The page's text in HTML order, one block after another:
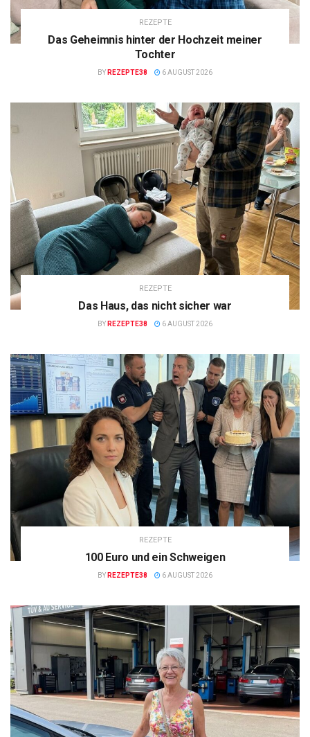
REZEPTE
Das Geheimnis hinter der Hochzeit meiner
Tochter
BY REZEPTE38 6 AUGUST 2026
REZEPTE
Das Haus, das nicht sicher war
BY REZEPTE38 6 AUGUST 2026
REZEPTE
100 Euro und ein Schweigen
BY REZEPTE38 6 AUGUST 2026